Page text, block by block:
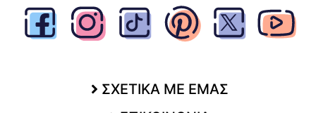
ΣΧΕΤΙΚΑ ΜΕ ΕΜΑΣ